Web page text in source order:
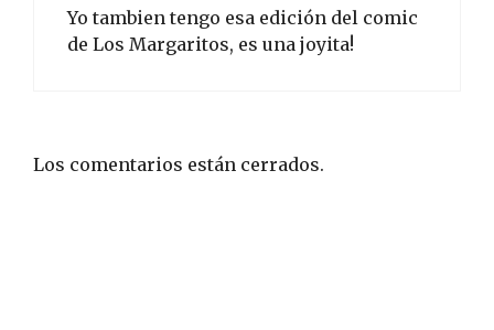
Yo tambien tengo esa edición del comic
de Los Margaritos, es una joyita!
Los comentarios están cerrados.